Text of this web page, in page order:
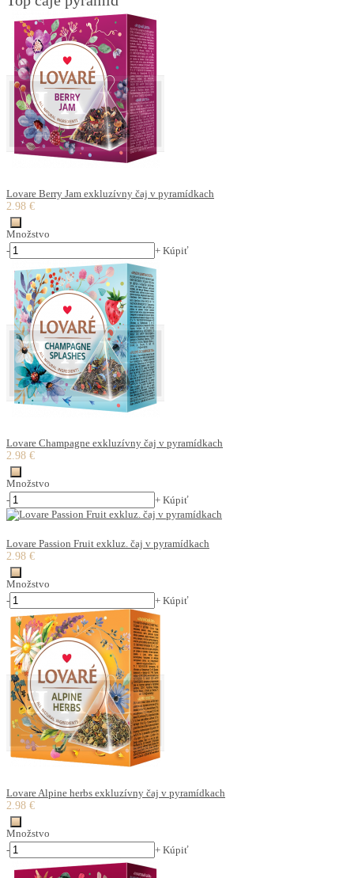
Lovare Berry Jam exkluzívny čaj v pyramídkach
2.98 €
Množstvo
-
+ Kúpiť
Lovare Champagne exkluzívny čaj v pyramídkach
2.98 €
Množstvo
-
+ Kúpiť
Lovare Passion Fruit exkluz. čaj v pyramídkach
2.98 €
Množstvo
-
+ Kúpiť
Lovare Alpine herbs exkluzívny čaj v pyramídkach
2.98 €
Množstvo
-
+ Kúpiť